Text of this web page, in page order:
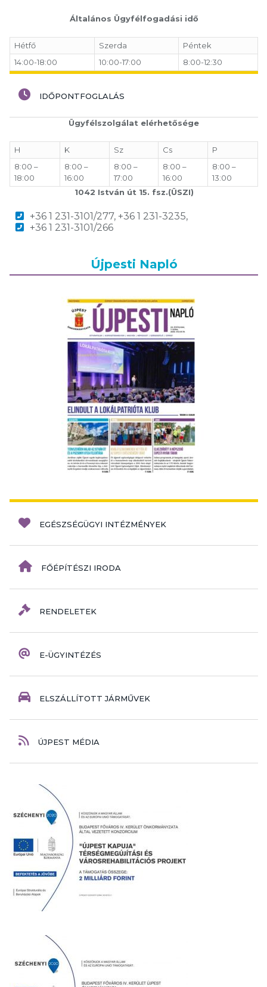
Általános Ügyfélfogadási idő
Hétfő Szerda
Péntek
14:00-18:00
10:00-17:00 8:00-12:30
IDŐPONTFOGLALÁS
Ügyfélszolgálat elérhetősége
H K Sz Cs
P
8:00 –
18:00
8:00 –
16:00
8:00 –
17:00
8:00 –
16:00
8:00 –
13:00
1042 István út 15. fsz.(ÜSZI)
+36 1 231-3101/277, +36 1 231-3235,
+36 1 231-3101/266
Újpesti Napló
EGÉSZSÉGÜGYI INTÉZMÉNYEK
FŐÉPÍTÉSZI IRODA
RENDELETEK
E-ÜGYINTÉZÉS
ELSZÁLLÍTOTT JÁRMŰVEK
ÚJPEST MÉDIA